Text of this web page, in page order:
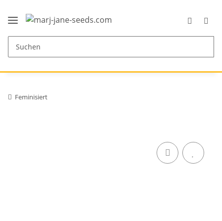
Feminisiert